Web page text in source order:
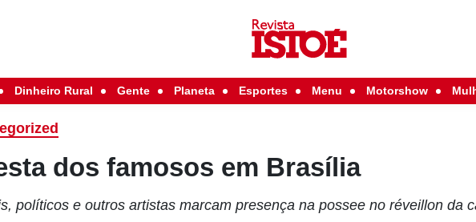
Dinheiro Rural Gente Planeta Esportes Menu Motorshow
dos famosos em Brasília
políticos e outros artistas marcam presença na possee no réveillon da